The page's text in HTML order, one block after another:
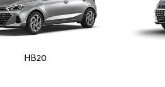
HB20